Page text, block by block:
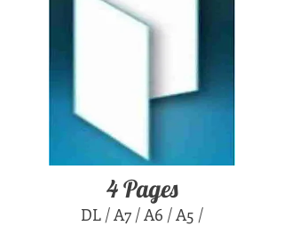
4 Pages
DL / A7 / A6 / A5 /